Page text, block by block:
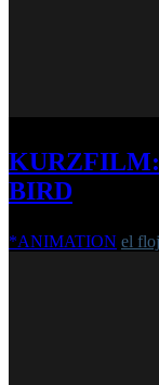
BIRD
*ANIMATION el